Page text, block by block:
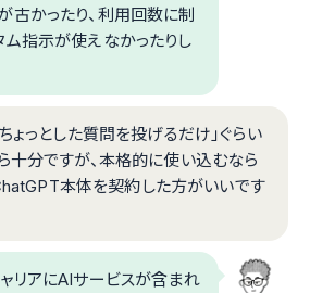
古かったり、利用回数に制
ム指示が使えなかったりし
ちょっとした質問を投げるだけ」ぐらい
十分ですが、本格的に使い込むなら
本体を契約した方がいいです
リアにAIサービスが含まれ